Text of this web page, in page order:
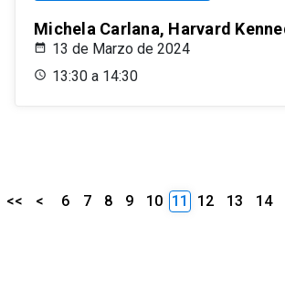
Michela Carlana, Harvard
13 de Marzo de 2024
13:30 a 14:30
<< < 6 7 8 9 10 11 12 13 14